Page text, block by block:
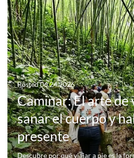
Posted06.24.2026
Caminar: El arte de
sanar el cuerpo y
presente
Descubre por qué viajar a pie es la